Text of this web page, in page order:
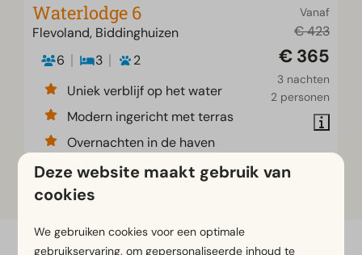
Vanaf
€ 423
€ 365
3 nachten
2 personen
Waterlodge 6
Flevoland, Biddinghuizen
6
3
2
Uniek verblijf op het water
Modern ingericht met terras
Overnachten in de haven
Deze website maakt gebruik van
cookies
We gebruiken cookies voor een optimale
gebruikservaring, om gepersonaliseerde inhoud te